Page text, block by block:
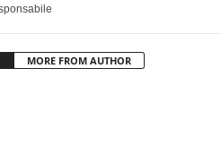
MORE FROM AUTHOR